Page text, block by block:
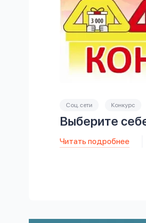
Соц. сети Конкурс
Выберите
Читать подробнее